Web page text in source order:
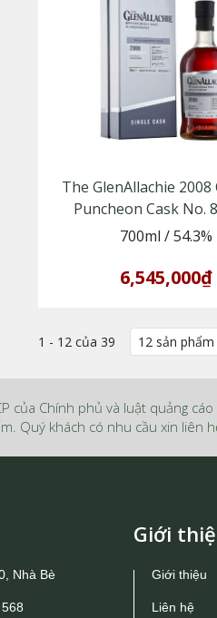
The GlenAllachie
Puncheon Cask No.
700ml /54.3%
6,545,000₫
1 - 12 của 39
của Chính phủ và luật quảng
Quý khách có nhu cầu xin
Nhà Bè
Giới
Giới thiệu
Liên hệ